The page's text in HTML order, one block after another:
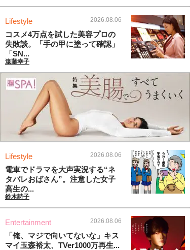
Lifestyle 2026.08.06
コスメ4万点を試した美容プロの
失敗談。「手の甲に塗って確認」
「SN...
遠藤幸子
Lifestyle 2026.08.06
電車でドラマを大声実況する“ネ
タバレおばさん”。注意した女子
高生の...
鈴木詩子
Entertainment 2026.08.06
「俺、マジで向いてないな」キス
マイ玉森裕太、TVer1000万再生...